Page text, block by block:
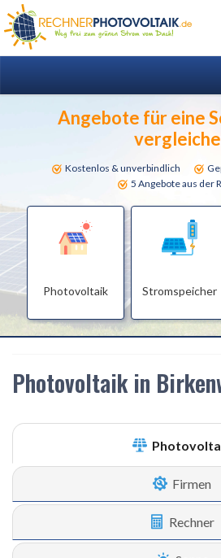
Angebote für eine
Kostenlos & unverbindlich
5 Angebote aus der
Photovoltaik Stromspeicher
Photovoltaik in
Firmen
Rechner